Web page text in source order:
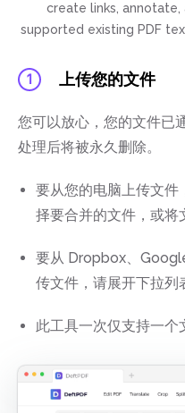
create links, annotate,
supported existing PDF
1 上传您的文件
您可以放心，您的文件已
处理后将被永久删除。
要从您的电脑上传文件
择要合并的文件，或将
要从 Dropbox、
传文件，请展开下拉列
此工具一次仅支持一个